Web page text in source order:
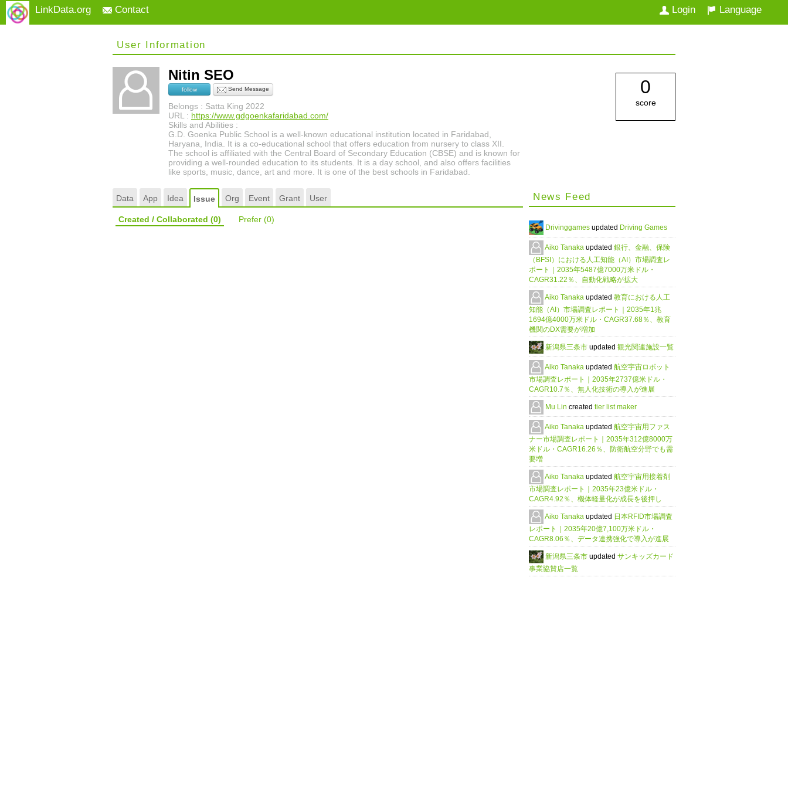
LinkData.org Contact Language
Login
User Information
Nitin SEO
follow Send Message
Belongs : Satta King 2022
URL : https://www.gdgoenkafaridabad.com/
Skills and Abilities :
G.D. Goenka Public School is a well-known educational institution located in Faridabad,
Haryana, India. It is a co-educational school that offers education from nursery to class XII.
The school is affiliated with the Central Board of Secondary Education (CBSE) and is known for
providing a well-rounded education to its students. It is a day school, and also offers facilities
like sports, music, dance, art and more. It is one of the best schools in Faridabad.
0
score
Data App Idea Issue Org Event Grant User
Created / Collaborated (0) Prefer (0)
News Feed
Drivinggames updated Driving Games
Aiko Tanaka updated 銀行、金融、保険
（BFSI）における人工知能（AI）市場調査レ
ポート｜2035年5487億7000万米ドル・
CAGR31.22％、自動化戦略が拡大
Aiko Tanaka updated 教育における人工
知能（AI）市場調査レポート｜2035年1兆
1694億4000万米ドル・CAGR37.68％、教育
機関のDX需要が増加
新潟県三条市 updated 観光関連施設一覧
Aiko Tanaka updated 航空宇宙ロボット
市場調査レポート｜2035年2737億米ドル・
CAGR10.7％、無人化技術の導入が進展
Mu Lin created tier list maker
Aiko Tanaka updated 航空宇宙用ファス
ナー市場調査レポート｜2035年312億8000万
米ドル・CAGR16.26％、防衛航空分野でも需
要増
Aiko Tanaka updated 航空宇宙用接着剤
市場調査レポート｜2035年23億米ドル・
CAGR4.92％、機体軽量化が成長を後押し
Aiko Tanaka updated 日本RFID市場調査
レポート｜2035年20億7,100万米ドル・
CAGR8.06％、データ連携強化で導入が進展
新潟県三条市 updated サンキッズカード
事業協賛店一覧